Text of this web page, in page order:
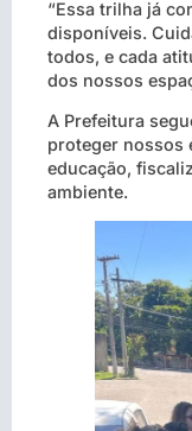
“Essa trilha já
disponíveis.
todos, e cada
dos nossos
A Prefeitura
proteger nossos
educação,
ambiente.